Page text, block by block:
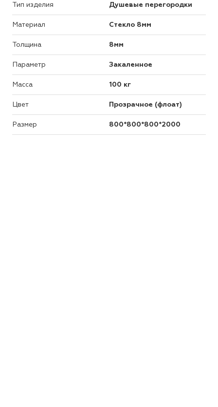
Тип изделия Душевые перегородки
Материал Стекло 8мм
Толщина 8мм
Параметр Закаленное
Масса 100 кг
Цвет Прозрачное (флоат)
Размер 800*800*800*2000